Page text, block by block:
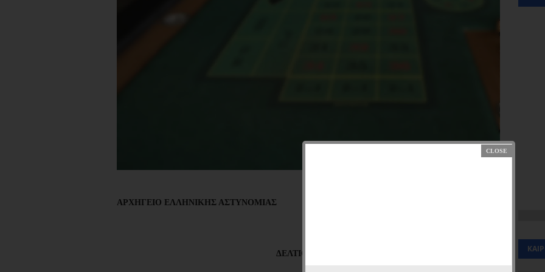
ΑΡΧΗΓΕΙΟ ΕΛΛΗΝΙΚΗΣ ΑΣΤΥΝΟΜΙΑΣ
ΔΕΛΤΙΟ ΤΥΠΟΥ